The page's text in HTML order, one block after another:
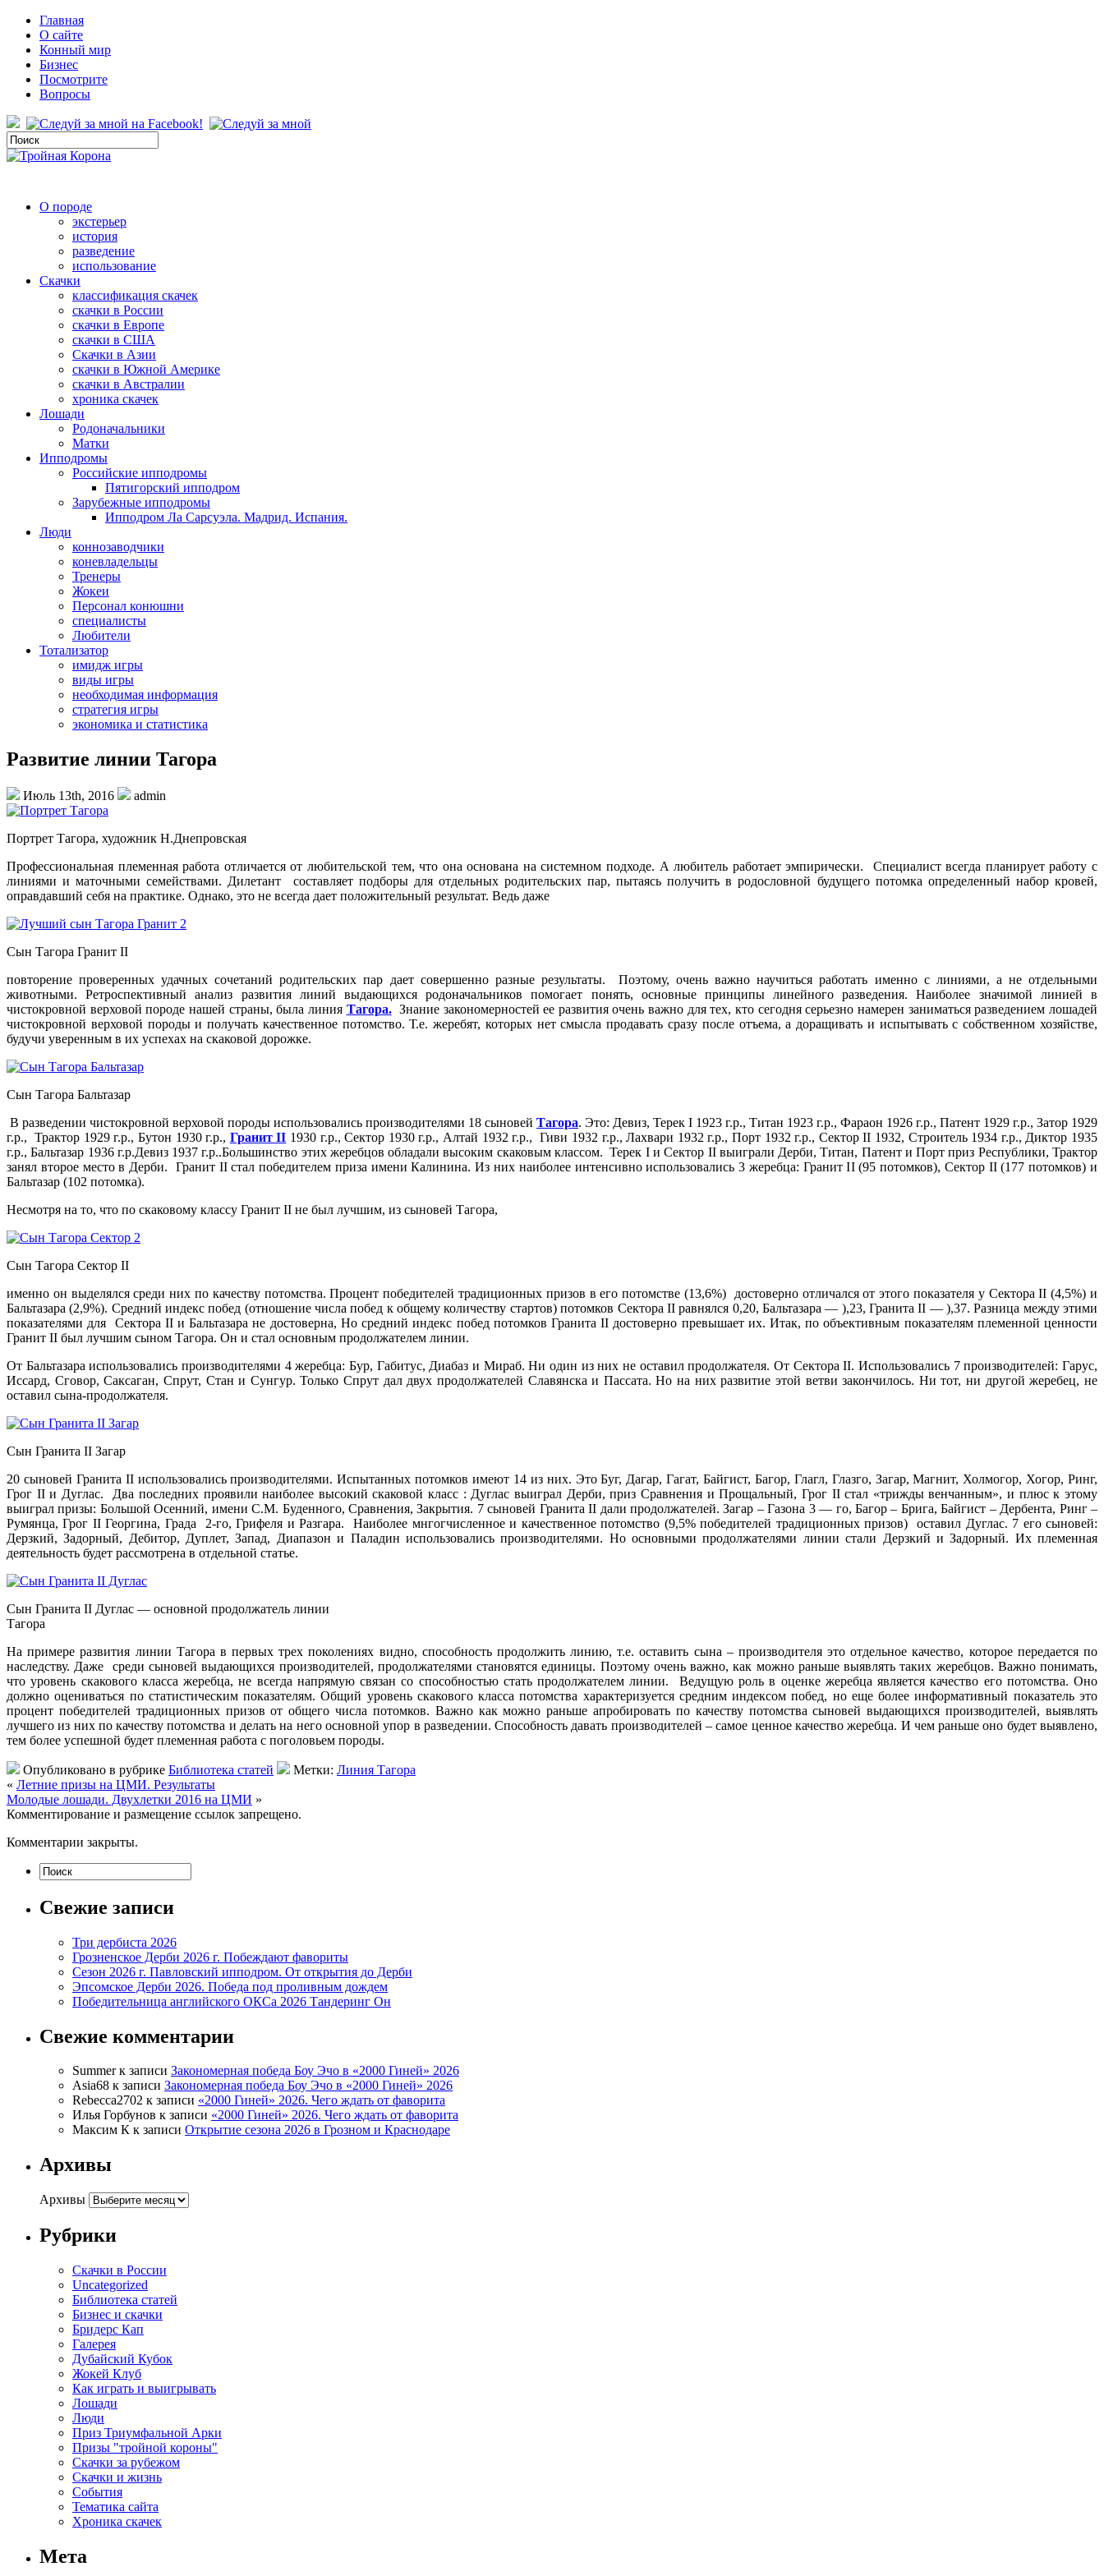
Главная
О сайте
Конный мир
Бизнес
Посмотрите
Вопросы
О породе
экстерьер
история
разведение
использование
Скачки
классификация скачек
скачки в России
скачки в Европе
скачки в США
Скачки в Азии
скачки в Южной Америке
скачки в Австралии
хроника скачек
Лошади
Родоначальники
Матки
Ипподромы
Российские ипподромы
Пятигорский ипподром
Зарубежные ипподромы
Ипподром Ла Сарсуэла. Мадрид. Испания.
Люди
коннозаводчики
коневладельцы
Тренеры
Жокеи
Персонал конюшни
специалисты
Любители
Тотализатор
имидж игры
виды игры
необходимая информация
стратегия игры
экономика и статистика
Развитие линии Тагора
Июль 13th, 2016 admin
Портрет Тагора, художник Н.Днепровская
Профессиональная племенная работа отличается от любительской тем, что она основана на системном подходе. А любитель работает эмпирически. Специалист всегда планирует работу с
линиями и маточными семействами. Дилетант составляет подборы для отдельных родительских пар, пытаясь получить в родословной будущего потомка определенный набор кровей,
оправдавший себя на практике. Однако, это не всегда дает положительный результат. Ведь даже
Сын Тагора Гранит II
повторение проверенных удачных сочетаний родительских пар дает совершенно разные результаты. Поэтому, очень важно научиться работать именно с линиями, а не отдельными
животными. Ретроспективный анализ развития линий выдающихся родоначальников помогает понять, основные принципы линейного разведения. Наиболее значимой линией в
чистокровной верховой породе нашей страны, была линия Тагора.Знание закономерностей ее развития очень важно для тех, кто сегодня серьезно намерен заниматься разведением лошадей
чистокровной верховой породы и получать качественное потомство. Т.е. жеребят, которых нет смысла продавать сразу после отъема, а доращивать и испытывать с собственном хозяйстве,
будучи уверенным в их успехах на скаковой дорожке.
Сын Тагора Бальтазар
В разведении чистокровной верховой породы использовались производителями 18 сыновей Тагора. Это: Девиз, Терек I 1923 г.р., Титан 1923 г.р., Фараон 1926 г.р., Патент 1929 г.р., Затор 1929
г.р., Трактор 1929 г.р., Бутон 1930 г.р., Гранит II 1930 г.р., Сектор 1930 г.р., Алтай 1932 г.р., Гиви 1932 г.р., Лахвари 1932 г.р., Порт 1932 г.р., Сектор II 1932, Строитель 1934 г.р., Диктор 1935
г.р., Бальтазар 1936 г.р.Девиз 1937 г.р..Большинство этих жеребцов обладали высоким скаковым классом. Терек I и Сектор II выиграли Дерби, Титан, Патент и Порт приз Республики, Трактор
занял второе место в Дерби. Гранит II стал победителем приза имени Калинина. Из них наиболее интенсивно использовались 3 жеребца: Гранит II (95 потомков), Сектор II (177 потомков) и
Бальтазар (102 потомка).
Несмотря на то, что по скаковому классу Гранит II не был лучшим, из сыновей Тагора,
Сын Тагора Сектор II
именно он выделялся среди них по качеству потомства. Процент победителей традиционных призов в его потомстве (13,6%) достоверно отличался от этого показателя у Сектора II (4,5%) и
Бальтазара (2,9%). Средний индекс побед (отношение числа побед к общему количеству стартов) потомков Сектора II равнялся 0,20, Бальтазара — ),23, Гранита II — ),37. Разница между этими
показателями для Сектора II и Бальтазара не достоверна, Но средний индекс побед потомков Гранита II достоверно превышает их. Итак, по объективным показателям племенной ценности
Гранит II был лучшим сыном Тагора. Он и стал основным продолжателем линии.
От Бальтазара использовались производителями 4 жеребца: Бур, Габитус, Диабаз и Мираб. Ни один из них не оставил продолжателя. От Сектора II. Использовались 7 производителей: Гарус,
Иссард, Сговор, Саксаган, Спрут, Стан и Сунгур. Только Спрут дал двух продолжателей Славянска и Пассата. Но на них развитие этой ветви закончилось. Ни тот, ни другой жеребец, не
оставил сына-продолжателя.
Сын Гранита II Загар
20 сыновей Гранита II использовались производителями. Испытанных потомков имеют 14 из них. Это Буг, Дагар, Гагат, Байгист, Багор, Глагл, Глазго, Загар, Магнит, Холмогор, Хогор, Ринг,
Грог II и Дуглас. Два последних проявили наиболее высокий скаковой класс : Дуглас выиграл Дерби, приз Сравнения и Прощальный, Грог II стал «трижды венчанным», и плюс к этому
выиграл призы: Большой Осенний, имени С.М. Буденного, Сравнения, Закрытия. 7 сыновей Гранита II дали продолжателей. Загар – Газона 3 — го, Багор – Брига, Байгист – Дербента, Ринг –
Румянца, Грог II Георгина, Града 2-го, Грифеля и Разгара. Наиболее мнгогчисленное и качественное потомство (9,5% победителей традиционных призов) оставил Дуглас. 7 его сыновей:
Дерзкий, Задорный, Дебитор, Дуплет, Запад, Диапазон и Паладин использовались производителями. Но основными продолжателями линии стали Дерзкий и Задорный. Их племенная
деятельность будет рассмотрена в отдельной статье.
Сын Гранита II Дуглас — основной продолжатель линии
Тагора
На примере развития линии Тагора в первых трех поколениях видно, способность продолжить линию, т.е. оставить сына – производителя это отдельное качество, которое передается по
наследству. Даже среди сыновей выдающихся производителей, продолжателями становятся единицы. Поэтому очень важно, как можно раньше выявлять таких жеребцов. Важно понимать,
что уровень скакового класса жеребца, не всегда напрямую связан со способностью стать продолжателем линии. Ведущую роль в оценке жеребца является качество его потомства. Оно
должно оцениваться по статистическим показателям. Общий уровень скакового класса потомства характеризуется средним индексом побед, но еще более информативный показатель это
процент победителей традиционных призов от общего числа потомков. Важно как можно раньше апробировать по качеству потомства сыновей выдающихся производителей, выявлять
лучшего из них по качеству потомства и делать на него основной упор в разведении. Способность давать производителей – самое ценное качество жеребца. И чем раньше оно будет выявлено,
тем более успешной будет племенная работа с поголовьем породы.
Опубликовано в рубрике Библиотека статей Метки: Линия Тагора
« Летние призы на ЦМИ. Результаты
Молодые лошади. Двухлетки 2016 на ЦМИ »
Комментирование и размещение ссылок запрещено.
Комментарии закрыты.
Свежие записи
Три дербиста 2026
Грозненское Дерби 2026 г. Побеждают фавориты
Сезон 2026 г. Павловский ипподром. От открытия до Дерби
Эпсомское Дерби 2026. Победа под проливным дождем
Победительница английского ОКСа 2026 Тандеринг Он
Свежие комментарии
Summerк записи Закономерная победа Боу Эчо в «2000 Гиней» 2026
Asia68 к записи Закономерная победа Боу Эчо в «2000 Гиней» 2026
Rebecca2702 к записи «2000 Гиней» 2026. Чего ждать от фаворита
Илья Горбунов к записи «2000 Гиней» 2026. Чего ждать от фаворита
Максим К к записи Открытие сезона 2026 в Грозном и Краснодаре
Архивы
Архивы
Рубрики
Cкачки в России
Uncategorized
Библиотека статей
Бизнес и скачки
Бридерс Кап
Галерея
Дубайский Кубок
Жокей Клуб
Как играть и выигрывать
Лошади
Люди
Приз Триумфальной Арки
Призы "тройной короны"
Скачки за рубежом
Скачки и жизнь
События
Тематика сайта
Хроника скачек
Мета